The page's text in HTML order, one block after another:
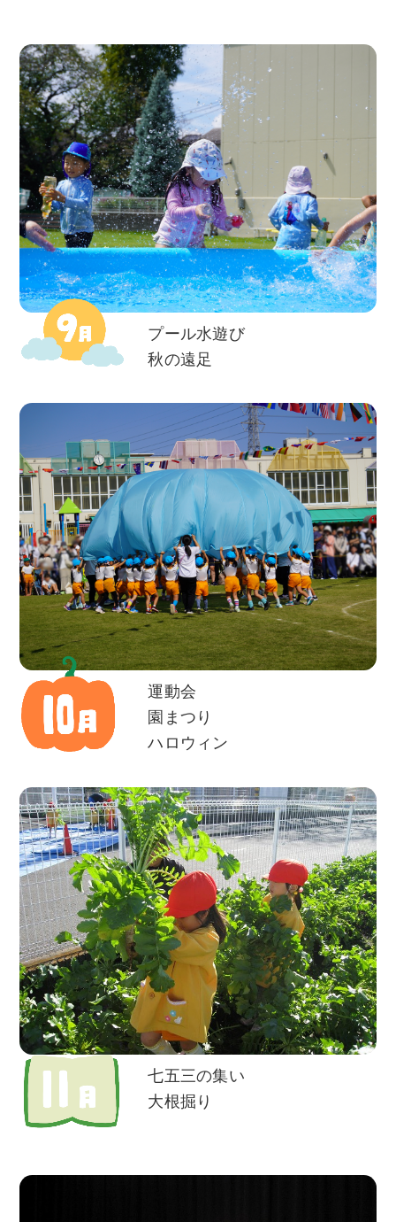
プール水遊び
秋の遠足
運動会
園まつり
ハロウィン
七五三の集い
大根掘り